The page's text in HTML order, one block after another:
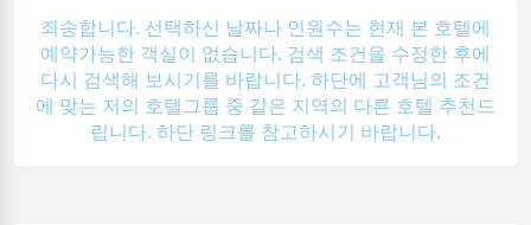
죄송합니다. 선택하신 날짜나 인원수는 현재 본 호텔에
예약가능한 객실이 없습니다. 검색 조건을 수정한 후에
다시 검색해 보시기를 바랍니다. 하단에 고객님의 조건
에 맞는 저의 호텔그룹 중 같은 지역의 다른 호텔 추천드
립니다. 하단 링크를 참고하시기 바랍니다.